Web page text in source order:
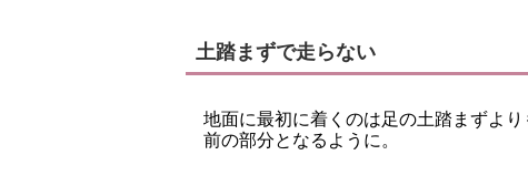
土踏まずで走らない
地面に最初に着くのは足の土踏まずより
前の部分となるように。